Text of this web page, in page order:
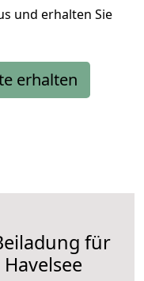
und erhalten Sie
erhalten
für